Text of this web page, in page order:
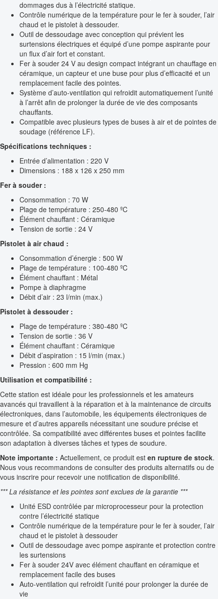
dommages dus à l’électricité statique.
Contrôle numérique de la température pour le fer à souder, l’air
chaud et le pistolet à dessouder.
Outil de dessoudage avec conception qui prévient les
surtensions électriques et équipé d’une pompe aspirante pour
un flux d’air fort et constant.
Fer à souder 24 V au design compact intégrant un chauffage en
céramique, un capteur et une buse pour plus d’efficacité et un
remplacement facile des pointes.
Système d’auto-ventilation qui refroidit automatiquement l’unité
à l’arrêt afin de prolonger la durée de vie des composants
chauffants.
Compatible avec plusieurs types de buses à air et de pointes de
soudage (référence LF).
Spécifications techniques :
Entrée d’alimentation : 220 V
Dimensions : 188 x 126 x 250 mm
Fer à souder :
Consommation : 70 W
Plage de température : 250-480 ºC
Élément chauffant : Céramique
Tension de sortie : 24 V
Pistolet à air chaud :
Consommation d’énergie : 500 W
Plage de température : 100-480 ºC
Élément chauffant : Métal
Pompe à diaphragme
Débit d’air : 23 l/min (max.)
Pistolet à dessouder :
Plage de température : 380-480 ºC
Tension de sortie : 36 V
Élément chauffant : Céramique
Débit d’aspiration : 15 l/min (max.)
Pression : 600 mm Hg
Utilisation et compatibilité :
Cette station est idéale pour les professionnels et les amateurs
avancés qui travaillent à la réparation et à la maintenance de circuits
électroniques, dans l’automobile, les équipements électroniques de
mesure et d’autres appareils nécessitant une soudure précise et
contrôlée. Sa compatibilité avec différentes buses et pointes facilite
son adaptation à diverses tâches et types de soudure.
Note importante : Actuellement, ce produit est en rupture de stock.
Nous vous recommandons de consulter des produits alternatifs ou de
vous inscrire pour recevoir une notification de disponibilité.
*** La résistance et les pointes sont exclues de la garantie ***
Unité ESD contrôlée par microprocesseur pour la protection
contre l’électricité statique
Contrôle numérique de la température pour le fer à souder, l’air
chaud et le pistolet à dessouder
Outil de dessoudage avec pompe aspirante et protection contre
les surtensions
Fer à souder 24V avec élément chauffant en céramique et
remplacement facile des buses
Auto-ventilation qui refroidit l’unité pour prolonger la durée de
vie